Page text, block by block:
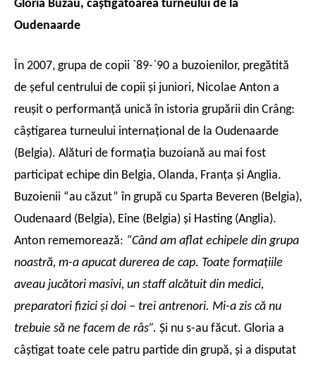
Gloria Buzău, câştigătoarea turneului de la
Oudenaarde
În 2007, grupa de copii `89-`90 a buzoienilor, pregătită
de şeful centrului de copii şi juniori, Nicolae Anton a
reuşit o performanţă unică în istoria grupării din Crâng:
câştigarea turneului internaţional de la Oudenaarde
(Belgia). Alături de formaţia buzoiană au mai fost
participat echipe din Belgia, Olanda, Franţa şi Anglia.
Buzoienii “au căzut” în grupă cu Sparta Beveren (Belgia),
Oudenaard (Belgia), Eine (Belgia) şi Hasting (Anglia).
Anton rememorează: “Când am aflat echipele din grupa
noastră, m-a apucat durerea de cap. Toate formaţiile
aveau jucători masivi, un staff alcătuit din medici,
preparatori fizici şi doi – trei antrenori. Mi-a zis că nu
trebuie să ne facem de râs”. Şi nu s-au făcut. Gloria a
câştigat toate cele patru partide din grupă, şi a disputat